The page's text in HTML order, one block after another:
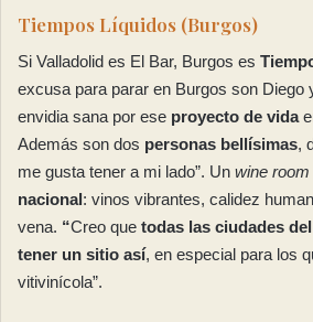
Tiempos Líquidos (Burgos)
Si Valladolid es El Bar, Burgos es
excusa para parar en Burgos son Diego
envidia sana por ese proyecto de vida
Además son dos personas bellísimas,
me gusta tener a mi lado”. Un wine room
nacional: vinos vibrantes, calidez
vena. “Creo que todas las ciudades
tener un sitio así, en especial para los
vitivinícola”.